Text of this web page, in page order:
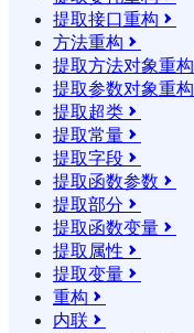
提取接口重构 
方法重构 
提取方法对象重构
提取参数对象重构
提取超类 
提取常量 
提取字段 
提取函数参数 
提取部分 
提取函数变量 
提取属性 
提取变量 
重构 
内联 